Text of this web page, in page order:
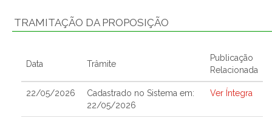
TRAMITAÇÃO DA PROPOSIÇÃO
Data Trâmite
Publicação
Relacionada
22/05/2026
Cadastrado no Sistema em:
22/05/2026
Ver Íntegra